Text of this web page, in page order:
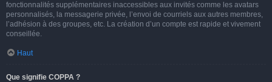
fonctionnalités supplémentaires inaccessibles aux invités comme les avatars
personnalisés, la messagerie privée, l’envoi de courriels aux autres membres,
l’adhésion à des groupes, etc. La création d’un compte est rapide et vivement
conseillée.
Haut
Que signifie COPPA ?